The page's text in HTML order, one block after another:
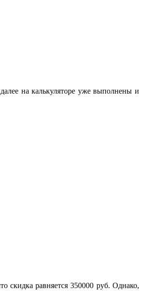
на калькуляторе уже выполнены и
скидка равняется 350000 руб. Однако,